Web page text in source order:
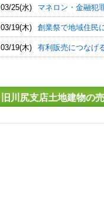
03/25(水) マネロン・金融犯
03/19(木) 創業祭で地域住民
03/19(木) 有利販売につなげ
旧川尻支店土地建物の